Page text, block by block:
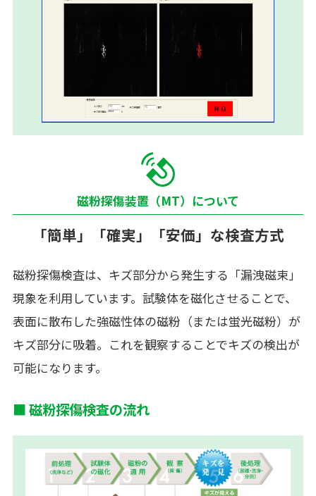
磁粉探傷装置（MT）について
「簡単」「確実」「安価」な検査方式
磁粉探傷検査は、キズ部分から発生する「漏洩磁束」
現象を利用しています。試験体を磁化させることで、
表面に散布した強磁性体の磁粉（または蛍光磁粉）が
キズ部分に吸着。これを観察することでキズの検出が
可能になります。
■ 磁粉探傷検査の流れ